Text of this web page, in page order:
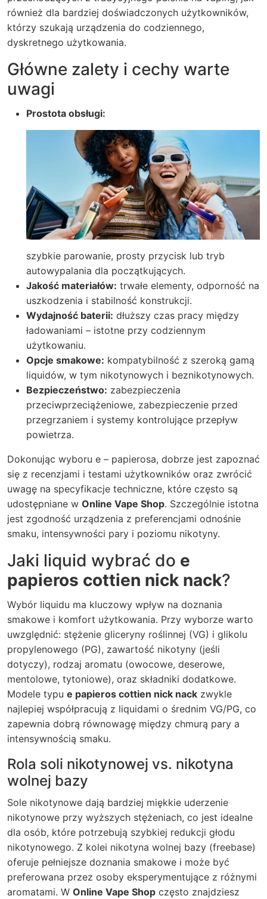
również dla bardziej doświadczonych użytkowników,
którzy szukają urządzenia do codziennego,
dyskretnego użytkowania.
Główne zalety i cechy warte
uwagi
Prostota obsługi:
szybkie parowanie, prosty przycisk lub tryb
autowypalania dla początkujących.
Jakość materiałów: trwałe elementy, odporność na
uszkodzenia i stabilność konstrukcji.
Wydajność baterii: dłuższy czas pracy między
ładowaniami – istotne przy codziennym
użytkowaniu.
Opcje smakowe: kompatybilność z szeroką gamą
liquidów, w tym nikotynowych i beznikotynowych.
Bezpieczeństwo: zabezpieczenia
przeciwprzeciążeniowe, zabezpieczenie przed
przegrzaniem i systemy kontrolujące przepływ
powietrza.
Dokonując wyboru e – papierosa, dobrze jest zapoznać
się z recenzjami i testami użytkowników oraz zwrócić
uwagę na specyfikacje techniczne, które często są
udostępniane w Online Vape Shop. Szczególnie istotna
jest zgodność urządzenia z preferencjami odnośnie
smaku, intensywności pary i poziomu nikotyny.
Jaki liquid wybrać do e
papieros cottien nick nack?
Wybór liquidu ma kluczowy wpływ na doznania
smakowe i komfort użytkowania. Przy wyborze warto
uwzględnić: stężenie gliceryny roślinnej (VG) i glikolu
propylenowego (PG), zawartość nikotyny (jeśli
dotyczy), rodzaj aromatu (owocowe, deserowe,
mentolowe, tytoniowe), oraz składniki dodatkowe.
Modele typu e papieros cottien nick nack zwykle
najlepiej współpracują z liquidami o średnim VG/PG, co
zapewnia dobrą równowagę między chmurą pary a
intensywnością smaku.
Rola soli nikotynowej vs. nikotyna
wolnej bazy
Sole nikotynowe dają bardziej miękkie uderzenie
nikotynowe przy wyższych stężeniach, co jest idealne
dla osób, które potrzebują szybkiej redukcji głodu
nikotynowego. Z kolei nikotyna wolnej bazy (freebase)
oferuje pełniejsze doznania smakowe i może być
preferowana przez osoby eksperymentujące z różnymi
aromatami. W Online Vape Shop często znajdziesz